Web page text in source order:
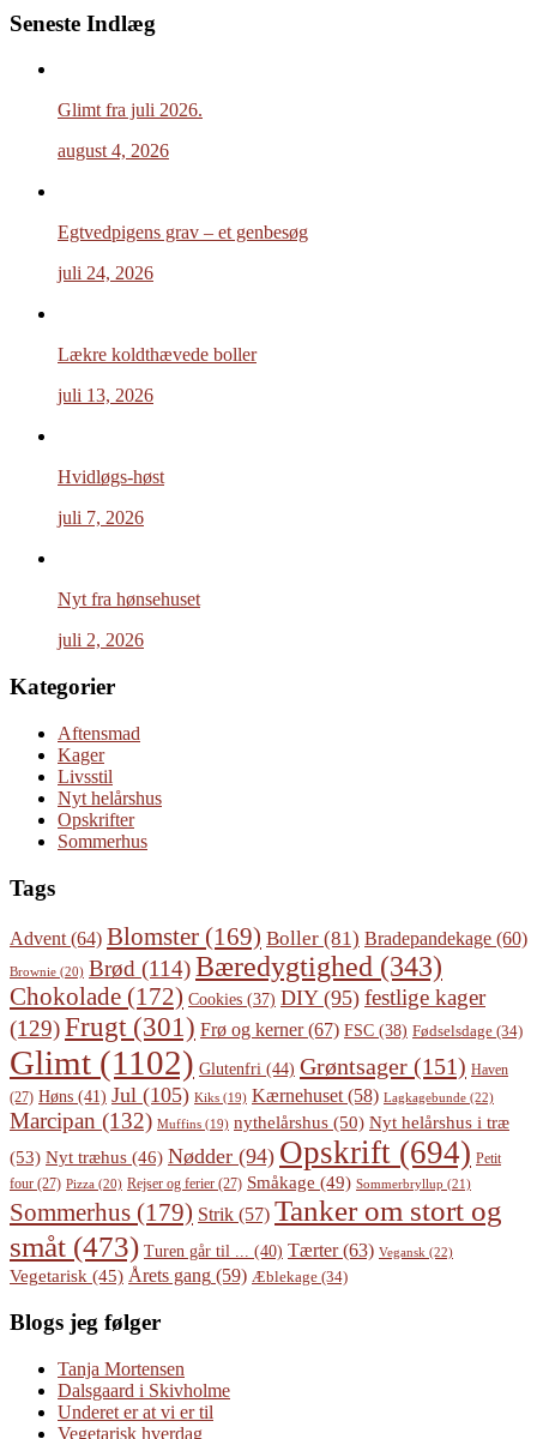
Seneste Indlæg
Glimt fra juli 2026.
august 4, 2026
Egtvedpigens grav – et genbesøg
juli 24, 2026
Lækre koldthævede boller
juli 13, 2026
Hvidløgs-høst
juli 7, 2026
Nyt fra hønsehuset
juli 2, 2026
Kategorier
Aftensmad
Kager
Livsstil
Nyt helårshus
Opskrifter
Sommerhus
Tags
Advent (64) Blomster (169) Boller (81) Bradepandekage (60)
Brownie (20) Brød (114)Bæredygtighed (343)
Chokolade (172) Cookies (37) DIY(95) festlige kager
(129)Frugt(301) Frø og kerner(67) FSC (38) Fødselsdage (34)
Glimt (1102) Glutenfri (44) Grøntsager (151) Haven
(27) Høns (41) Jul (105) Kiks (19) Kærnehuset (58) Lagkagebunde (22)
Marcipan (132) Muffins (19) nythelårshus (50) Nyt helårshus i træ
(53) Nyt træhus (46) Nødder (94) Opskrift (694) Petit
four (27) Pizza (20) Rejser og ferier (27) Småkage (49) Sommerbryllup (21)
Sommerhus (179) Strik (57) Tanker om stort og
småt (473) Turen går til ... (40) Tærter(63) Vegansk (22)
Vegetarisk (45) Årets gang (59) Æblekage (34)
Blogs jeg følger
Tanja Mortensen
Dalsgaard i Skivholme
Underet er at vi er til
Vegetarisk hverdag